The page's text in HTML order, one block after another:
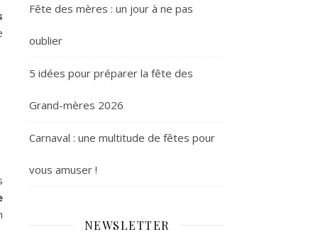
Fête des mères : un jour à ne pas
oublier
5 idées pour préparer la fête des
Grand-mères 2026
Carnaval : une multitude de fêtes pour
vous amuser !
NEWSLETTER